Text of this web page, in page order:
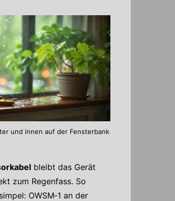
und innen auf der Fensterbank
bleibt das Gerät
zum Regenfass. So
OWSM‑1 an der